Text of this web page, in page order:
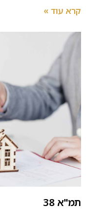
קרא עוד »
תמ"א 38